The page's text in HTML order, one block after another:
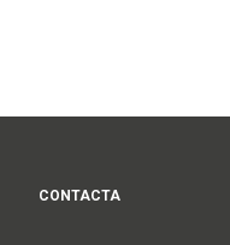
CONTACTA